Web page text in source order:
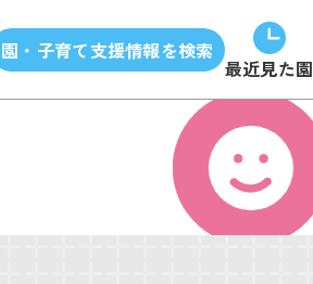
園・子育て支援情報を検索
最近見た園